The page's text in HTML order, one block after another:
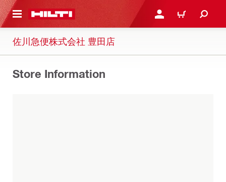
内容を表示 ログイン・新規オンライ
カート
佐川急便株式会社 豊田店
Store Information